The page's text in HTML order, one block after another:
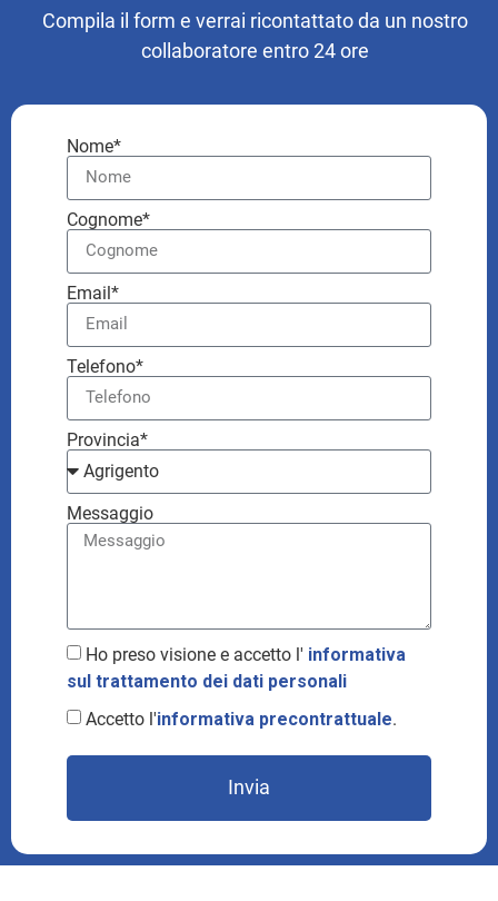
Compila il form e verrai ricontattato da un nostro
collaboratore entro 24 ore
Nome*
Cognome*
Email*
Telefono*
Provincia*
Messaggio
Ho preso visione e accetto l' informativa
sul trattamento dei dati personali
Accetto l'informativa precontrattuale.
Invia